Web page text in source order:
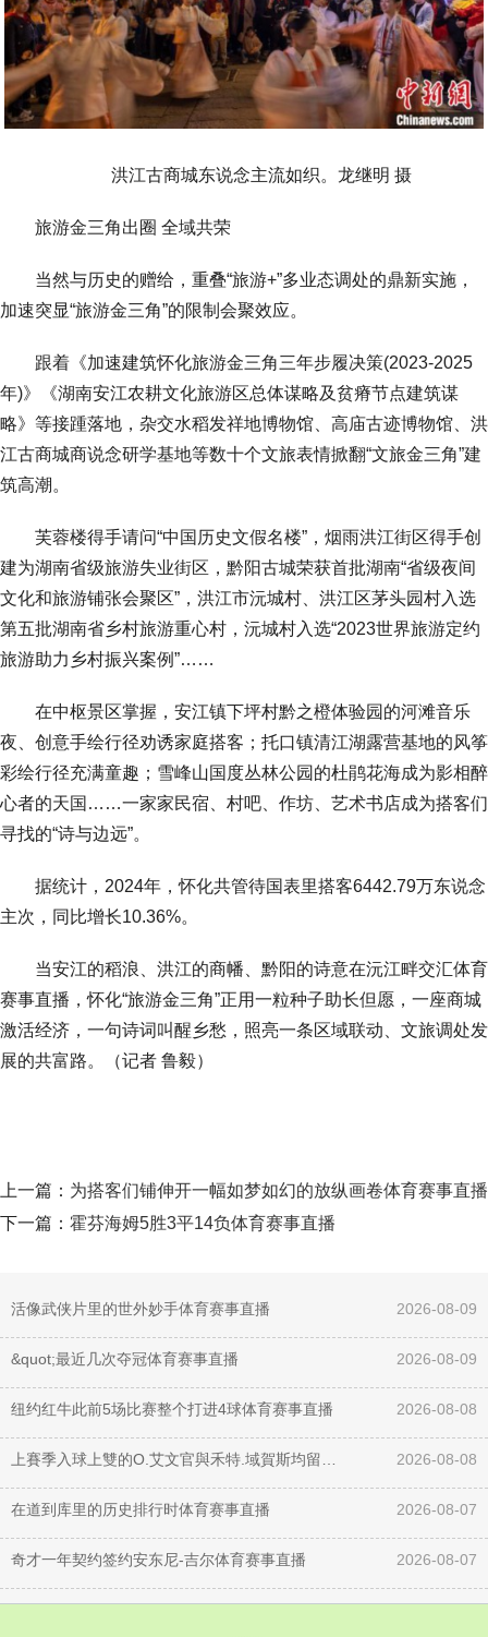
洪江古商城东说念主流如织。龙继明 摄
旅游金三角出圈 全域共荣
当然与历史的赠给，重叠“旅游+”多业态调处的鼎新实施，
加速突显“旅游金三角”的限制会聚效应。
跟着《加速建筑怀化旅游金三角三年步履决策(2023-2025
年)》《湖南安江农耕文化旅游区总体谋略及贫瘠节点建筑谋
略》等接踵落地，杂交水稻发祥地博物馆、高庙古迹博物馆、洪
江古商城商说念研学基地等数十个文旅表情掀翻“文旅金三角”建
筑高潮。
芙蓉楼得手请问“中国历史文假名楼”，烟雨洪江街区得手创
建为湖南省级旅游失业街区，黔阳古城荣获首批湖南“省级夜间
文化和旅游铺张会聚区”，洪江市沅城村、洪江区茅头园村入选
第五批湖南省乡村旅游重心村，沅城村入选“2023世界旅游定约
旅游助力乡村振兴案例”……
在中枢景区掌握，安江镇下坪村黔之橙体验园的河滩音乐
夜、创意手绘行径劝诱家庭搭客；托口镇清江湖露营基地的风筝
彩绘行径充满童趣；雪峰山国度丛林公园的杜鹃花海成为影相醉
心者的天国……一家家民宿、村吧、作坊、艺术书店成为搭客们
寻找的“诗与边远”。
据统计，2024年，怀化共管待国表里搭客6442.79万东说念
主次，同比增长10.36%。
当安江的稻浪、洪江的商幡、黔阳的诗意在沅江畔交汇体育
赛事直播，怀化“旅游金三角”正用一粒种子助长但愿，一座商城
激活经济，一句诗词叫醒乡愁，照亮一条区域联动、文旅调处发
展的共富路。（记者 鲁毅）
上一篇： 为搭客们铺伸开一幅如梦如幻的放纵画卷体育赛事直播
下一篇： 霍芬海姆5胜3平14负体育赛事直播
活像武侠片里的世外妙手体育赛事直播 2026-08-09
&quot;最近几次夺冠体育赛事直播 2026-08-09
纽约红牛此前5场比赛整个打进4球体育赛事直播 2026-08-08
2026-08-08
在道到库里的历史排行时体育赛事直播 2026-08-07
奇才一年契约签约安东尼-吉尔体育赛事直播 2026-08-07